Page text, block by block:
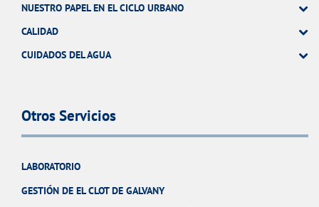
NUESTRO PAPEL EN EL CICLO URBANO
CALIDAD
CUIDADOS DEL AGUA
Otros Servicios
LABORATORIO
GESTIÓN DE EL CLOT DE GALVANY